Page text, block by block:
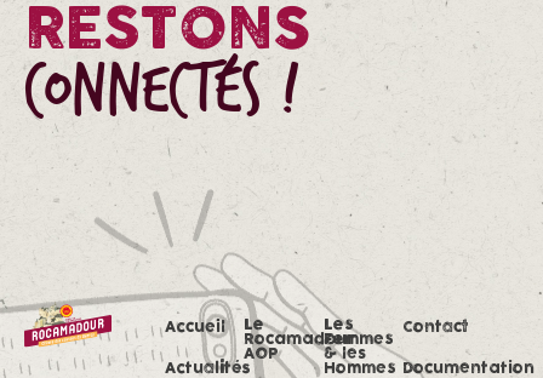
RESTONS
CONNECTÉS !
Accueil
Actualités
Le
Rocamadour
AOP
Les
Femmes
& les
Hommes
Contact
Documentation